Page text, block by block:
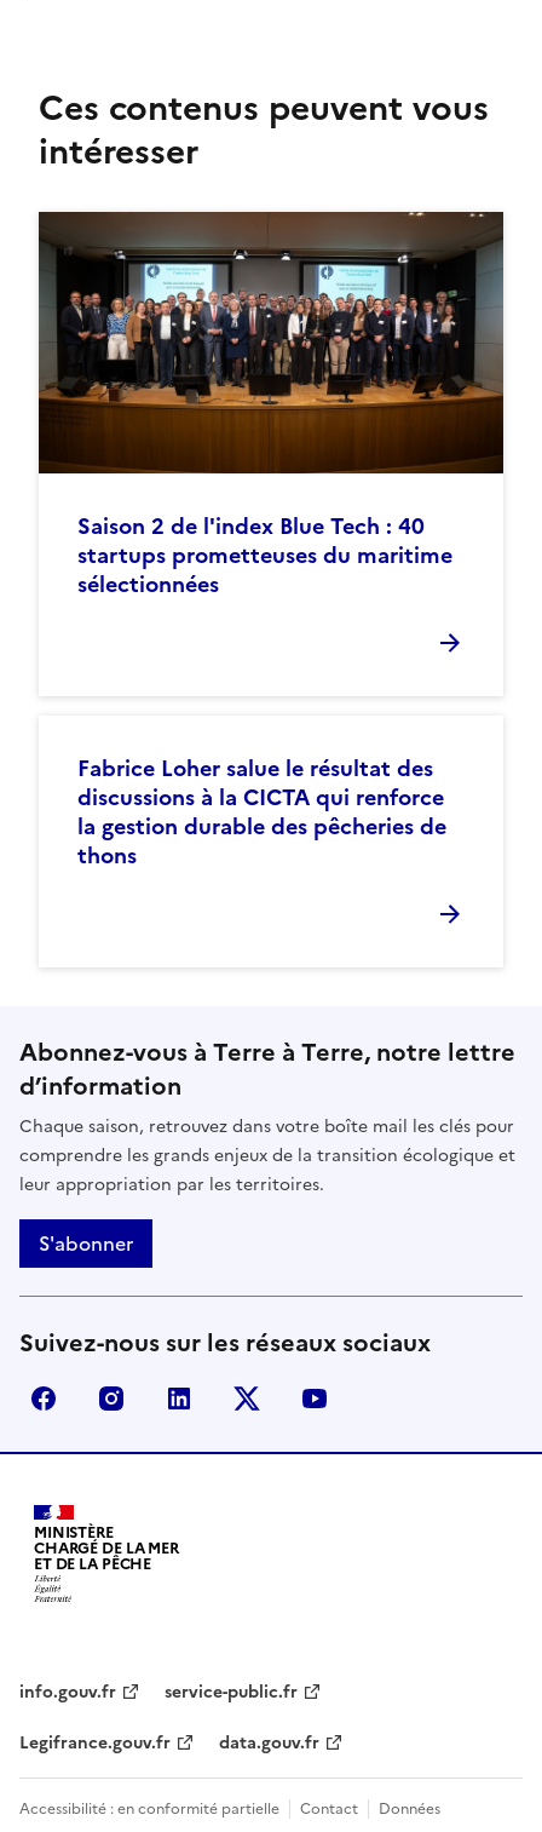
Ces contenus peuvent vous
intéresser
Saison 2 de l'index Blue Tech : 40
startups prometteuses du maritime
sélectionnées
Fabrice Loher salue le résultat des
discussions à la CICTA qui renforce
la gestion durable des pêcheries de
thons
Abonnez-vous à Terre à Terre, notre lettre
d’information
Chaque saison, retrouvez dans votre boîte mail les clés pour
comprendre les grands enjeux de la transition écologique et
leur appropriation par les territoires.
S'abonner
Suivez-nous sur les réseaux sociaux
facebook - Ministère de la Transition écologique,
instagram - Ministère de la Transition
linkedin - Ministère de la
x (anciennement twitter) -
MINISTÈRE
CHARGÉ DE LA MER
ET DE LA PÊCHE
info.gouv.fr
service-public.fr
Legifrance.gouv.fr
data.gouv.fr
Accessibilité : en conformité partielle Contact Données